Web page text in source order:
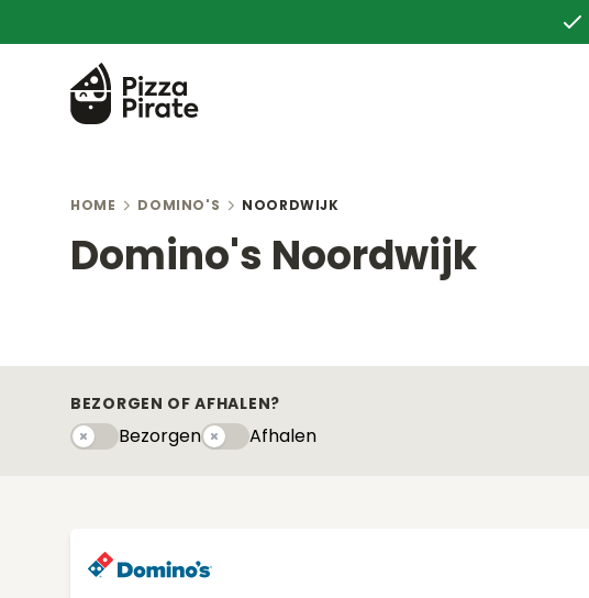
HOME DOMINO'S NOORDWIJK
Domino's Noordwijk
BEZORGEN OF AFHALEN?
BezorgenBezorgenAfhalenyAfhalen